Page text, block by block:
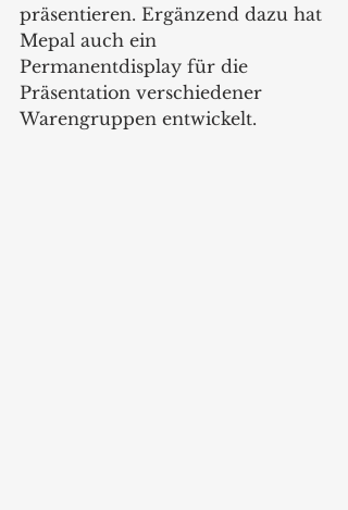
präsentieren. Ergänzend dazu hat
Mepal auch ein
Permanentdisplay für die
Präsentation verschiedener
Warengruppen entwickelt.